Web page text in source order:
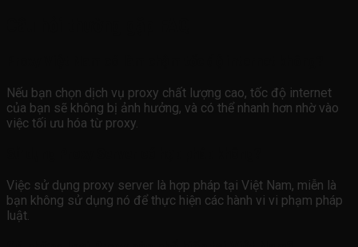
Nếu bạn chọn dịch vụ proxy chất lượng cao, tốc độ internet
của bạn sẽ không bị ảnh hưởng, và có thể nhanh hơn nhờ vào
việc tối ưu hóa từ proxy.
Việc sử dụng proxy server là hợp pháp tại Việt Nam, miễn là
bạn không sử dụng nó để thực hiện các hành vi vi phạm pháp
luật.